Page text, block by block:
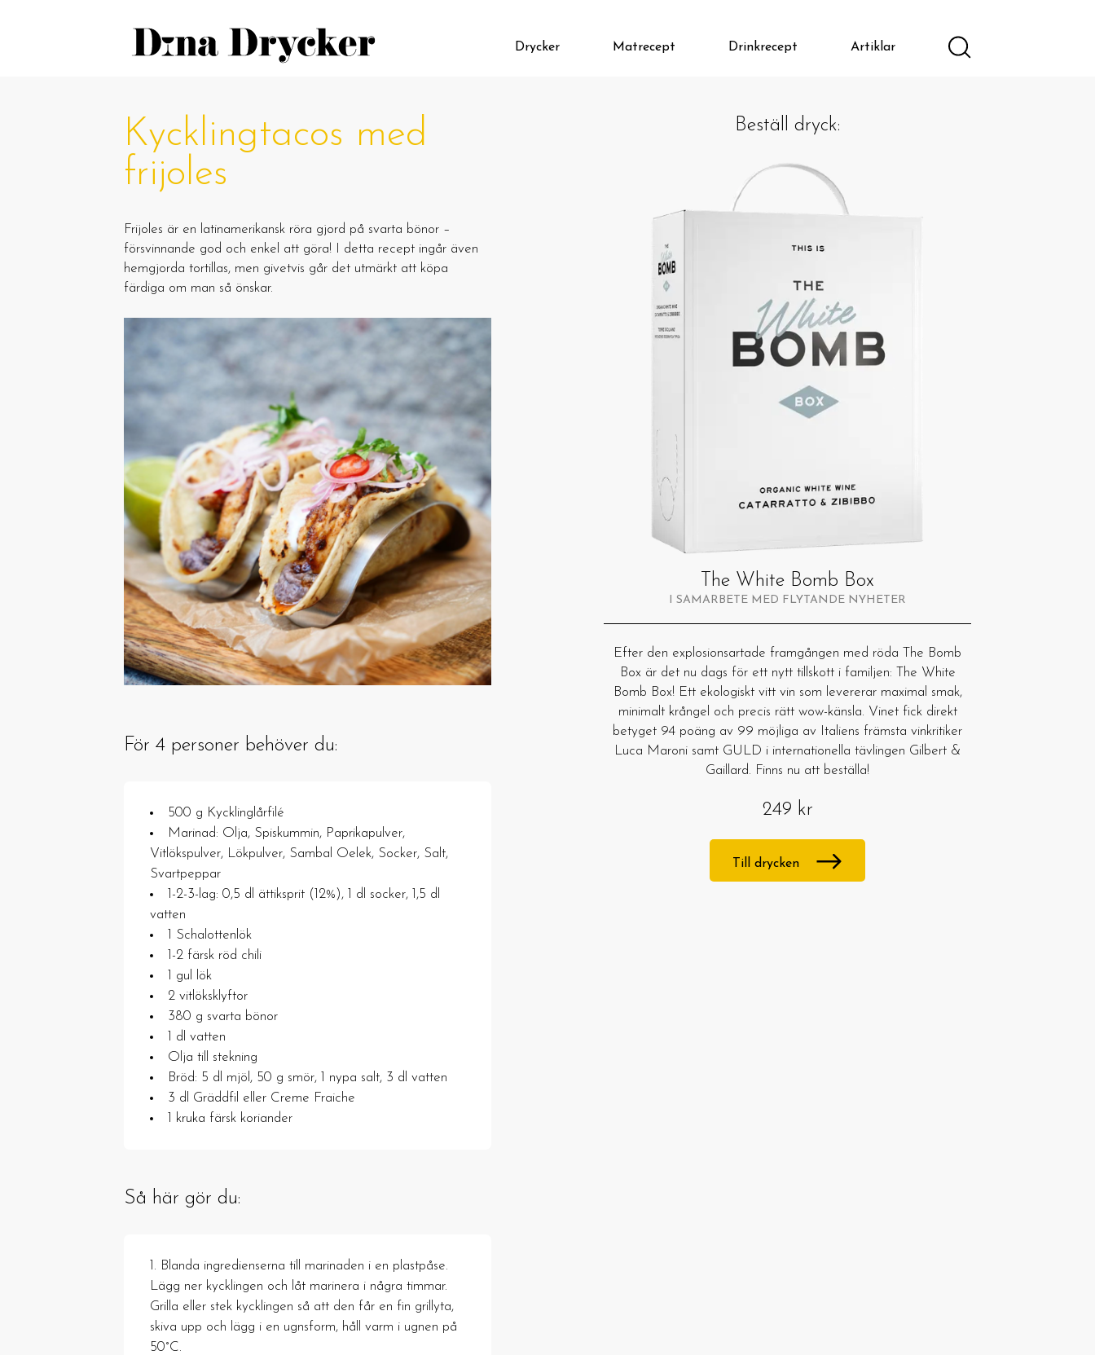
Drycker Matrecept Drinkrecept Artiklar
Kycklingtacos med
frijoles
Frijoles är en latinamerikansk röra gjord på svarta bönor –
försvinnande god och enkel att göra! I detta recept ingår även
hemgjorda tortillas, men givetvis går det utmärkt att köpa
färdiga om man så önskar.
För 4 personer behöver du:
500 g Kycklinglårfilé
Marinad: Olja, Spiskummin, Paprikapulver,
Vitlökspulver, Lökpulver, Sambal Oelek, Socker, Salt,
Svartpeppar
1-2-3-lag: 0,5 dl ättiksprit (12%), 1 dl socker, 1,5 dl
vatten
1 Schalottenlök
1-2 färsk röd chili
1 gul lök
2 vitlöksklyftor
380 g svarta bönor
1 dl vatten
Olja till stekning
Bröd: 5 dl mjöl, 50 g smör, 1 nypa salt, 3 dl vatten
3 dl Gräddfil eller Creme Fraiche
1 kruka färsk koriander
Så här gör du:
Blanda ingredienserna till marinaden i en plastpåse.
Lägg ner kycklingen och låt marinera i några timmar.
Grilla eller stek kycklingen så att den får en fin grillyta,
skiva upp och lägg i en ugnsform, håll varm i ugnen på
50°C.
Beställ dryck:
The White Bomb Box
I SAMARBETE MED FLYTANDE NYHETER
Efter den explosionsartade framgången med röda The Bomb
Box är det nu dags för ett nytt tillskott i familjen: The White
Bomb Box! Ett ekologiskt vitt vin som levererar maximal smak,
minimalt krångel och precis rätt wow-känsla. Vinet fick direkt
betyget 94 poäng av 99 möjliga av Italiens främsta vinkritiker
Luca Maroni samt GULD i internationella tävlingen Gilbert &
Gaillard. Finns nu att beställa!
249 kr
Till drycken